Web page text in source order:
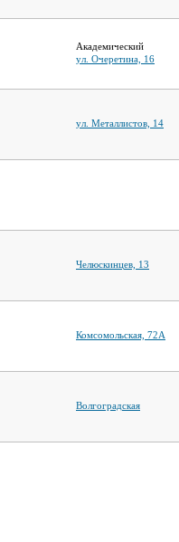
Академический
ул. Очеретина, 16
ул. Металлистов, 14
Челюскинцев, 13
Комсомольская, 72А
Волгоградская